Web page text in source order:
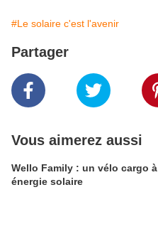
#Le solaire c'est l'avenir
Partager
Vous aimerez aussi
Wello Family : un vélo cargo à
énergie solaire